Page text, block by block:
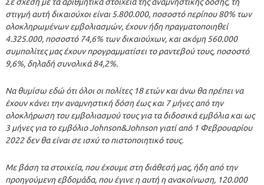
στιγμή αυτή δικαιούχοι είναι 5.800.000, ποσοστό περίπου 80% των
ολοκληρωμένων εμβολιασμών, έχουν ήδη πραγματοποιηθεί
4.325.000, ποσοστό 74,6% των δικαιούχων, και ακόμη 560.000
συμπολίτες μας έχουν προγραμματίσει το ραντεβού τους, ποσοστό
9,6%, δηλαδή συνολικά 84,2%.
Να θυμίσω εδώ ότι όλοι οι πολίτες 18 ετών και άνω θα πρέπει να
έχουν κάνει την αναμνηστική δόση έως και 7 μήνες από την
ολοκλήρωση του εμβολιασμού τους για τα διδοσικά εμβόλια και ως
3 μήνες για το εμβόλιο Johnson&Johnson γιατί από 1 Φεβρουαρίου
2022 δεν θα είναι σε ισχύ το πιστοποιητικό τους.
Με βάση τα στοιχεία, που έχουμε στη διάθεσή μας, ήδη από την
προηγούμενη εβδομάδα, που έγινε η αυτή η ανακοίνωση, 120.000